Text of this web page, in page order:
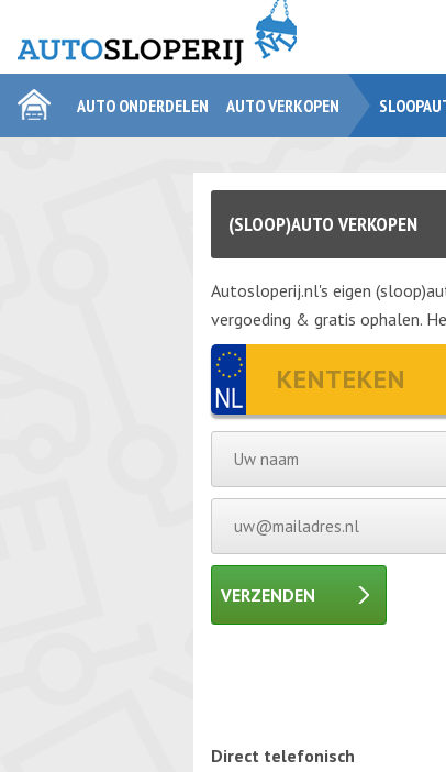
AUTO ONDERDELEN AUTO VERKOPEN
(SLOOP)AUTO VERKOPEN
Autosloperij.nl's eigen
vergoeding & gratis ophalen.
VERZENDEN
Direct telefonisch